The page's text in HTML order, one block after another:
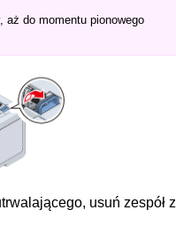
aż do momentu pionowego
usuń zespół z